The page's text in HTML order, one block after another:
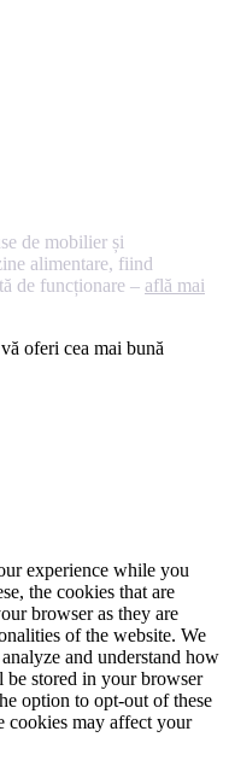
de mobilier și
alimentare, fiind
de funcționare – află mai
oferi cea mai bună
experience while you
the cookies that are
browser as they are
of the website. We
and understand how
be stored in your browser
option to opt-out of these
cookies may affect your